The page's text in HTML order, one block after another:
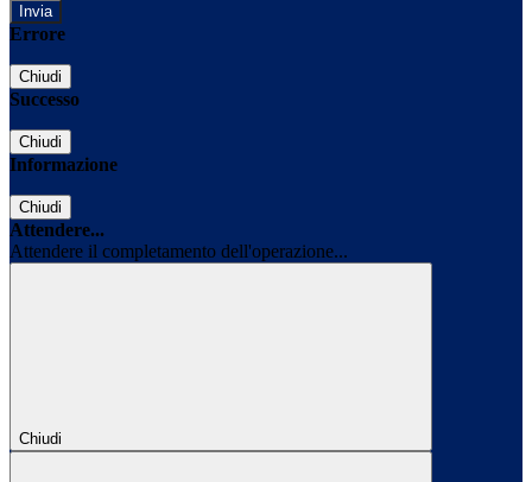
Errore
Chiudi
Successo
Chiudi
Informazione
Chiudi
Attendere...
Attendere il completamento dell'operazione...
Chiudi